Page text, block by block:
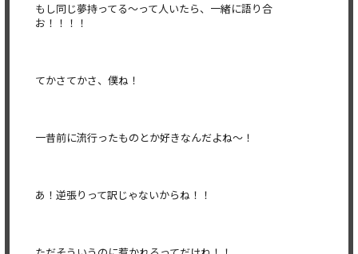
もし同じ夢持ってる〜って人いたら、一緒に語り合
お！！！！
てかさてかさ、僕ね！
一昔前に流行ったものとか好きなんだよね〜！
あ！逆張りって訳じゃないからね！！